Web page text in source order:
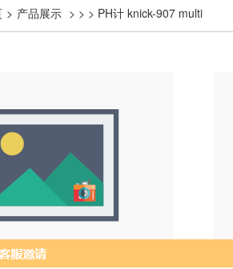
> 产品展示 > > > PH计 knick-907 multi